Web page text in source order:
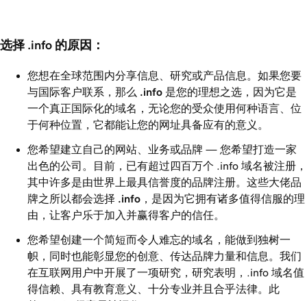
选择 .info 的原因：
您想在全球范围内分享信息、研究或产品信息。如果您要
与国际客户联系，那么 .info 是您的理想之选，因为它是
一个真正国际化的域名，无论您的受众使用何种语言、位
于何种位置，它都能让您的网址具备应有的意义。
您希望建立自己的网站、业务或品牌 — 您希望打造一家
出色的公司。目前，已有超过四百万个 .info 域名被注册，
其中许多是由世界上最具信誉度的品牌注册。这些大佬品
牌之所以都会选择 .info ，是因为它拥有诸多值得信服的理
由，让客户乐于加入并赢得客户的信任。
您希望创建一个简短而令人难忘的域名，能做到独树一
帜，同时也能彰显您的创意、传达品牌力量和信息。我们
在互联网用户中开展了一项研究，研究表明，.info 域名值
得信赖、具有教育意义、十分专业并且合乎法律。此